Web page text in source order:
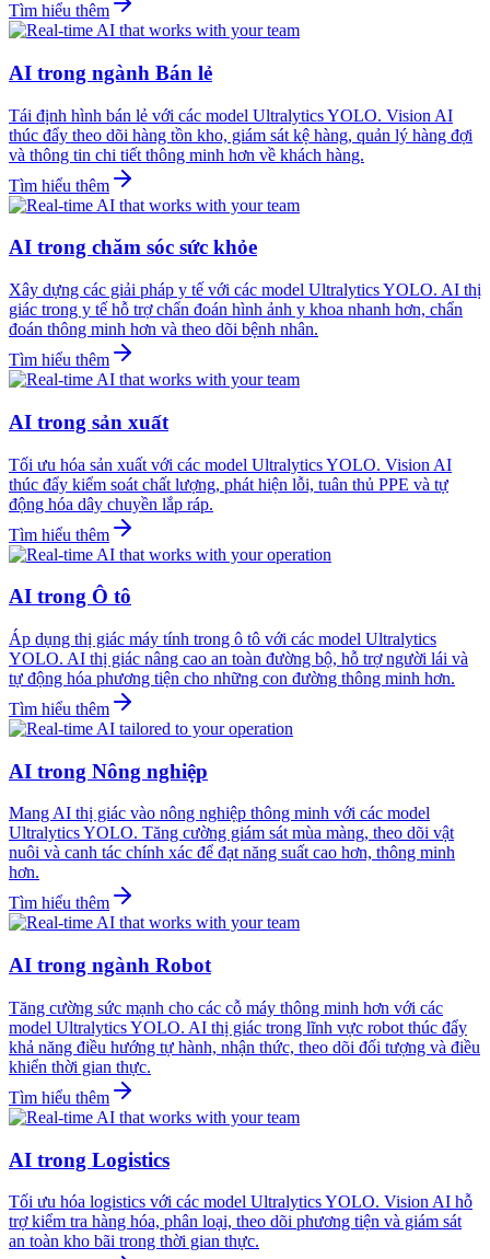
Tìm hiểu thêm
AI trong ngành Bán lẻ
Tái định hình bán lẻ với các model Ultralytics YOLO. Vision AI
thúc đẩy theo dõi hàng tồn kho, giám sát kệ hàng, quản lý hàng đợi
và thông tin chi tiết thông minh hơn về khách hàng.
Tìm hiểu thêm
AI trong chăm sóc sức khỏe
Xây dựng các giải pháp y tế với các model Ultralytics YOLO. AI thị
giác trong y tế hỗ trợ chẩn đoán hình ảnh y khoa nhanh hơn, chẩn
đoán thông minh hơn và theo dõi bệnh nhân.
Tìm hiểu thêm
AI trong sản xuất
Tối ưu hóa sản xuất với các model Ultralytics YOLO. Vision AI
thúc đẩy kiểm soát chất lượng, phát hiện lỗi, tuân thủ PPE và tự
động hóa dây chuyền lắp ráp.
Tìm hiểu thêm
AI trong Ô tô
Áp dụng thị giác máy tính trong ô tô với các model Ultralytics
YOLO. AI thị giác nâng cao an toàn đường bộ, hỗ trợ người lái và
tự động hóa phương tiện cho những con đường thông minh hơn.
Tìm hiểu thêm
AI trong Nông nghiệp
Mang AI thị giác vào nông nghiệp thông minh với các model
Ultralytics YOLO. Tăng cường giám sát mùa màng, theo dõi vật
nuôi và canh tác chính xác để đạt năng suất cao hơn, thông minh
hơn.
Tìm hiểu thêm
AI trong ngành Robot
Tăng cường sức mạnh cho các cỗ máy thông minh hơn với các
model Ultralytics YOLO. AI thị giác trong lĩnh vực robot thúc đẩy
khả năng điều hướng tự hành, nhận thức, theo dõi đối tượng và điều
khiển thời gian thực.
Tìm hiểu thêm
AI trong Logistics
Tối ưu hóa logistics với các model Ultralytics YOLO. Vision AI hỗ
trợ kiểm tra hàng hóa, phân loại, theo dõi phương tiện và giám sát
an toàn kho bãi trong thời gian thực.